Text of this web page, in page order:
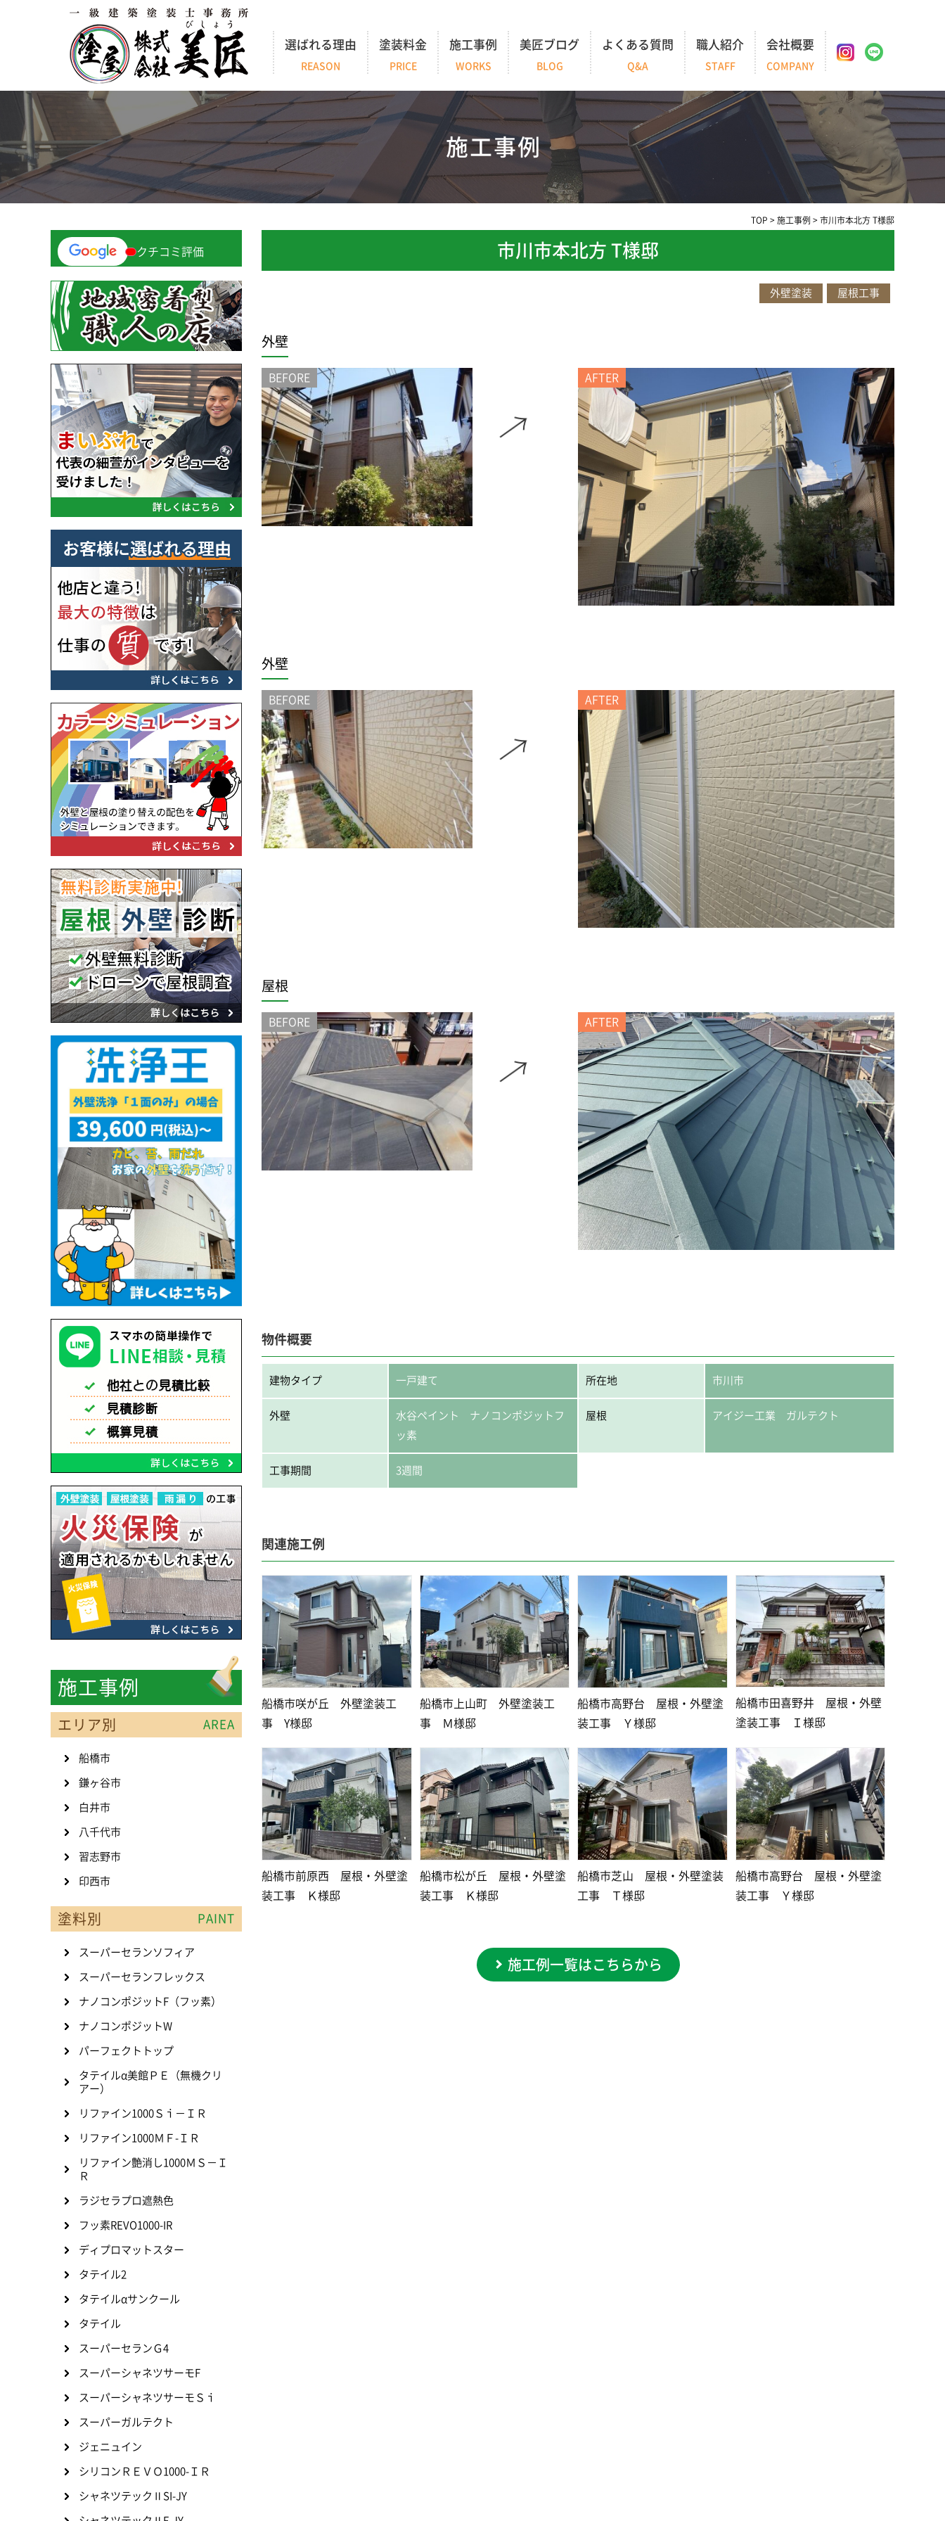
選ばれる理由
REASON
塗装料金
PRICE
施工事例
WORKS
美匠ブログ
BLOG
よくある質問
Q&A
職人紹介
STAFF
会社概要
COMPANY
施工事例
TOP > 施工事例 > 市川市本北方 T様邸
市川市本北方 T様邸
外壁塗装 屋根工事
外壁
BEFORE AFTER
外壁
BEFORE AFTER
屋根
BEFORE AFTER
物件概要
建物タイプ 一戸建て 所在地 市川市
外壁
水谷ペイント ナノコンポジットフ
ッ素
屋根 アイジー工業 ガルテクト
工事期間 3週間
関連施工例
船橋市咲が丘 外壁塗装工
事 Y様邸
船橋市上山町 外壁塗装工
事 Ｍ様邸
船橋市高野台 屋根・外壁塗
装工事 Ｙ様邸
船橋市田喜野井 屋根・外壁
塗装工事 Ｉ様邸
船橋市前原西 屋根・外壁塗
装工事 Ｋ様邸
船橋市松が丘 屋根・外壁塗
装工事 Ｋ様邸
船橋市芝山 屋根・外壁塗装
工事 Ｔ様邸
船橋市高野台 屋根・外壁塗
装工事 Ｙ様邸
施工例一覧はこちらから
クチコミ評価
施工事例
エリア別 AREA
船橋市
鎌ヶ谷市
白井市
八千代市
習志野市
印西市
塗料別 PAINT
スーパーセランソフィア
スーパーセランフレックス
ナノコンポジットF（フッ素）
ナノコンポジットW
パーフェクトトップ
タテイルα美館ＰＥ（無機クリ
アー）
リファイン1000Ｓｉ－ＩＲ
リファイン1000ＭＦ-ＩＲ
リファイン艶消し1000ＭＳ－Ｉ
Ｒ
ラジセラプロ遮熱色
フッ素REVO1000-IR
ディプロマットスター
タテイル2
タテイルαサンクール
タテイル
スーパーセランＧ4
スーパーシャネツサーモF
スーパーシャネツサーモＳｉ
スーパーガルテクト
ジェニュイン
シリコンＲＥＶＯ1000-ＩＲ
シャネツテックⅡSI-JY